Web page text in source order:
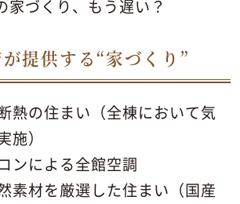
家づくり、もう遅い？
提供する“家づくり”
熱の住まい（全棟において気
施）
ンによる全館空調
素材を厳選した住まい（国産